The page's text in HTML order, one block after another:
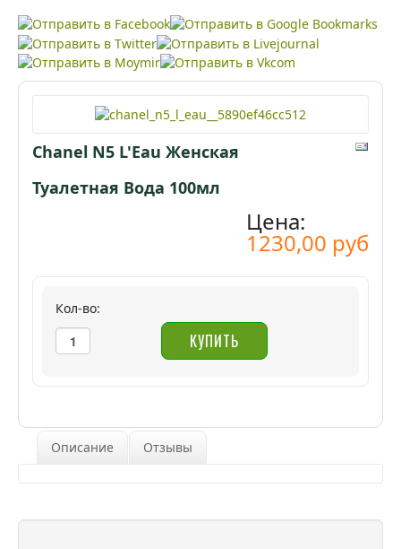
Знаете ли вы, что стойкость парфюма и даже его
окончательный запах зависят не только от…
Chanel N5 L'Eau Женская
Туалетная Вода 100мл
Цена:
1230,00 руб
Кол-во:
Описание Отзывы